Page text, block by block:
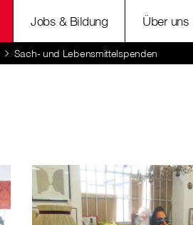
Jobs & Bildung Über uns
Sach- und Lebensmittelspenden